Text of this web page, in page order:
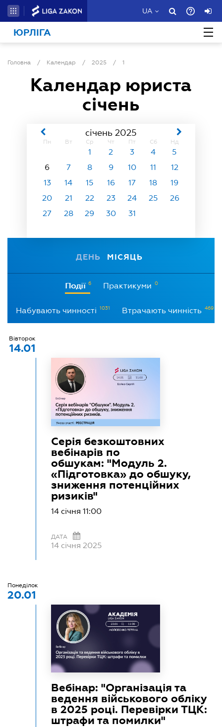
UA
ЮРЛІГА
Головна / Календар / 2025 / 1
Календар юриста
січень
січень 2025
Пн Вт Ср Чт Пт Сб Нд
1 2 3 4
5
6
7 8 9 10 11
12
13
14 15 16 17 18
19
20
21 22 23 24 25
26
27
28 29 30 31
ДЕНЬ МІСЯЦЬ
Події 6 Практикуми 0
Набувають чинності 1031 Втрачають чинність 469
Вівторок
14.01
Серія безкоштовних
вебінарів по
обшукам: "Модуль 2.
«Підготовка» до обшуку,
зниження потенційних
ризиків"
14 січня 11:00
ДАТА
14 січня 2025
Понеділок
20.01
Вебінар: "Організація та
ведення військового обліку
в 2025 році. Перевірки ТЦК:
штрафи та помилки"